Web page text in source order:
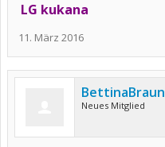
LG kukana
11. März 2016
BettinaBraun
Neues Mitglied